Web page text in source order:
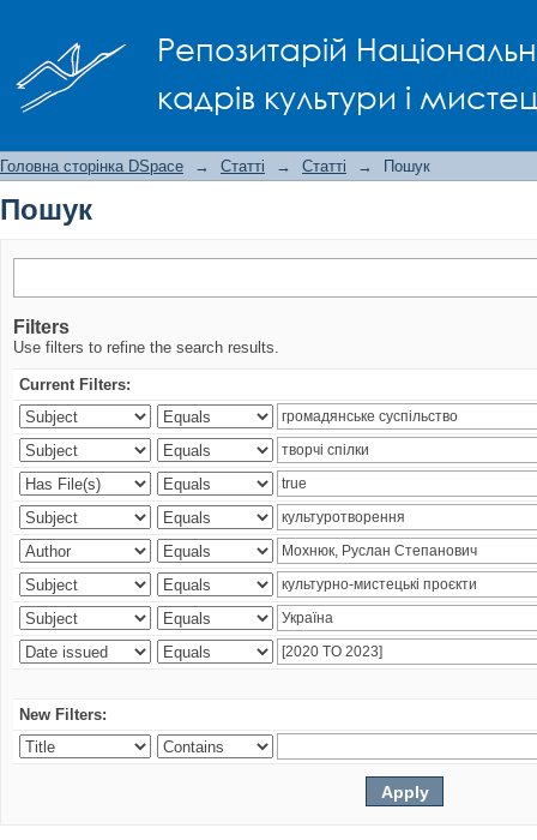
Репозитарій
кадрів культури і
Головна сторінка DSpace → Статті → Статті → Пошук
Пошук
Filters
Use filters to refine the search results.
Current Filters:
New Filters: